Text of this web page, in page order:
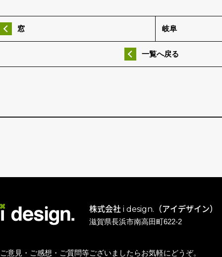
窓 岐阜
一覧へ戻る
株式会社 i design.（アイデザイン）
滋賀県長浜市南高田町622-2
ご意見・ご感想・ご質問等ございましたらお気軽にどうぞ。